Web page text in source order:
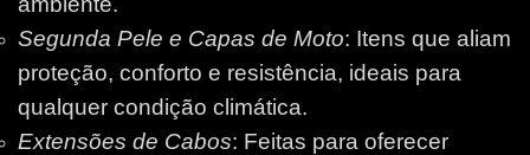
Segunda Pele e Capas de Moto: Itens que aliam
proteção, conforto e resistência, ideais para
qualquer condição climática.
Extensões de Cabos: Feitas para oferecer